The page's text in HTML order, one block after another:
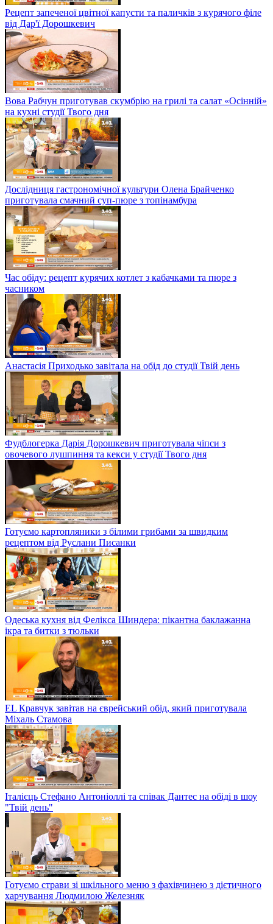
Рецепт запеченої цвітної капусти та паличків з курячого філе
від Дар'ї Дорошкевич
Вова Рабчун приготував скумбрію на грилі та салат «Осінній»
на кухні студії Твого дня
Дослідниця гастрономічної культури Олена Брайченко
приготувала смачний суп-пюре з топінамбура
Час обіду: рецепт курячих котлет з кабачками та пюре з
часником
Анастасія Приходько завітала на обід до студії Твій день
Фудблогерка Дарія Дорошкевич приготувала чіпси з
овочевого лушпиння та кекси у студії Твого дня
Готуємо картопляники з білими грибами за швидким
рецептом від Руслани Писанки
Одеська кухня від Фелікса Шиндера: пікантна баклажанна
ікра та битки з тюльки
EL Кравчук завітав на єврейський обід, який приготувала
Міхаль Стамова
Італієць Стефано Антоніоллі та співак Дантес на обіді в шоу
"Твій день"
Готуємо страви зі шкільного меню з фахівчинею з дієтичного
харчування Людмилою Железняк